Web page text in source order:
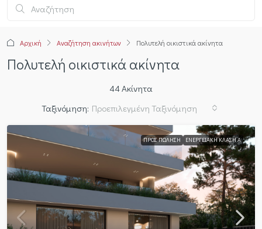
Αρχική Αναζήτηση ακινήτων Πολυτελή οικιστικά ακίνητα
Πολυτελή οικιστικά ακίνητα
44 Ακίνητα
Ταξινόμηση: Προεπιλεγμένη Ταξινόμηση
ΠΡΟΣ ΠΏΛΗΣΗ ΕΝΕΡΓΕΙΑΚΉ ΚΛΆΣΗ Α